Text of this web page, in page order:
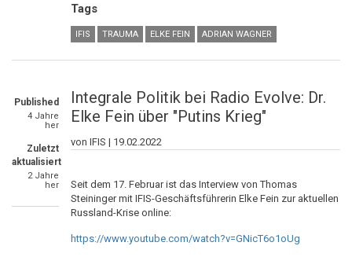
Tags
IFIS TRAUMA ELKE FEIN ADRIAN WAGNER
Published
4 Jahre
her
Zuletzt
aktualisiert
2 Jahre
her
Integrale Politik bei Radio Evolve: Dr.
Elke Fein über "Putins Krieg"
von IFIS | 19.02.2022
Seit dem 17. Februar ist das Interview von Thomas
Steininger mit IFIS-Geschäftsführerin Elke Fein zur aktuellen
Russland-Krise online:
https://www.youtube.com/watch?v=GNicT6o1oUg